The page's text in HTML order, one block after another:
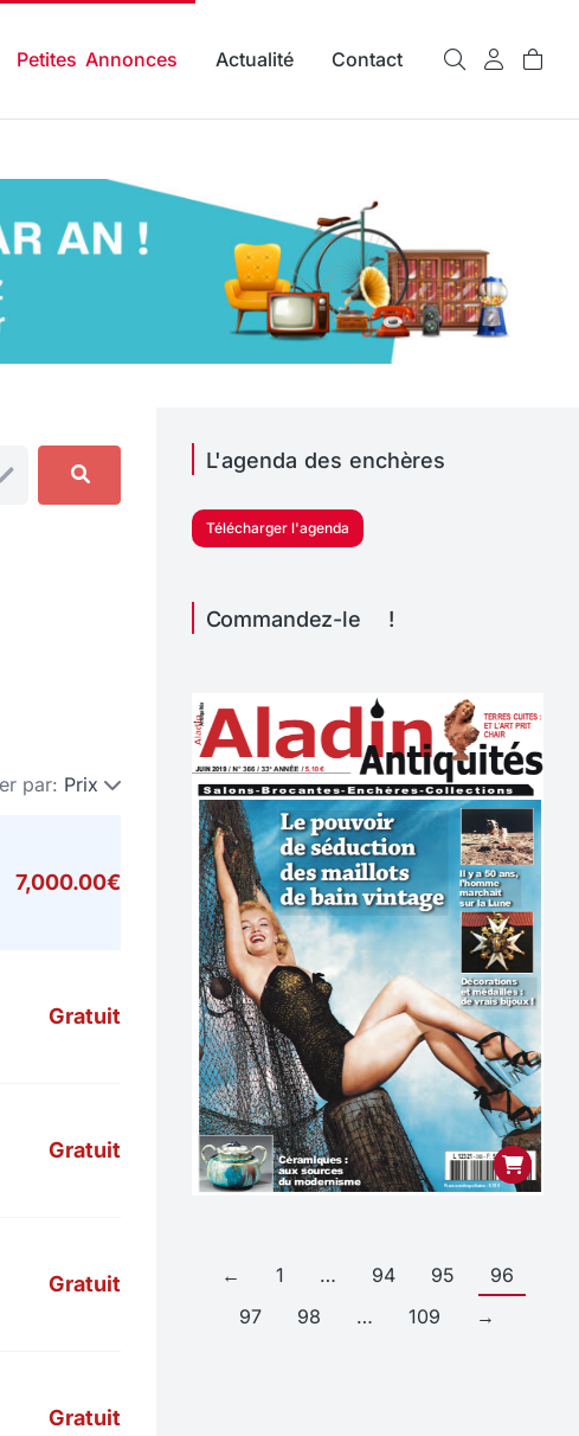
Petites Annonces Actualité Contact
par: Prix
7,000.00€
Gratuit
Gratuit
Gratuit
Gratuit
L'agenda des enchères
Télécharger l'agenda
Commandez-le !
← 1 … 94 95
96
97
98 … 109 →